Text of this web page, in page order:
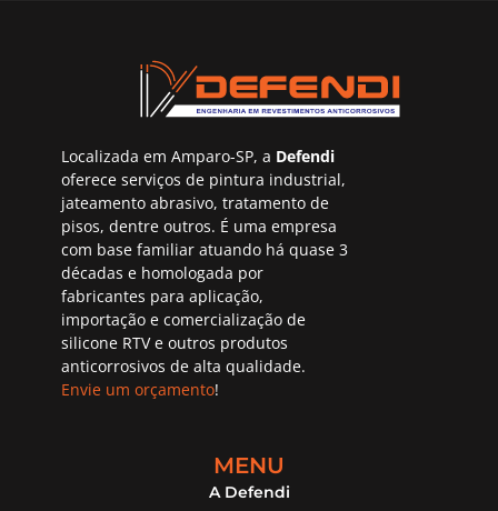
Localizada em Amparo-SP, a Defendi
oferece serviços de pintura industrial,
jateamento abrasivo, tratamento de
pisos, dentre outros. É uma empresa
com base familiar atuando há quase 3
décadas e homologada por
fabricantes para aplicação,
importação e comercialização de
silicone RTV e outros produtos
anticorrosivos de alta qualidade.
Envie um orçamento!
MENU
A Defendi